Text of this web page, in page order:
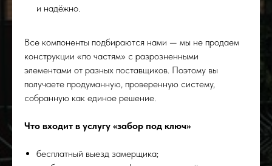
и надёжно.
Все компоненты подбираются нами — мы не продаем
конструкции «по частям» с разрозненными
элементами от разных поставщиков. Поэтому вы
получаете продуманную, проверенную систему,
собранную как единое решение.
Что входит в услугу «забор под ключ»
бесплатный выезд замерщика;